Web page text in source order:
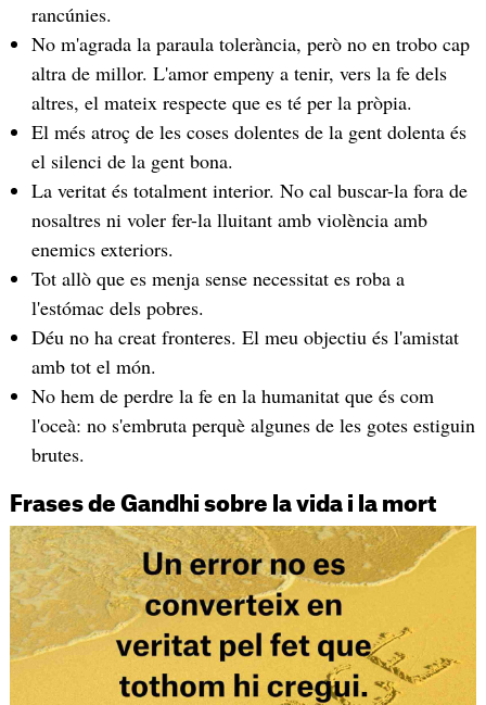
rancúnies.
No m'agrada la paraula tolerància, però no en trobo cap
altra de millor. L'amor empeny a tenir, vers la fe dels
altres, el mateix respecte que es té per la pròpia.
El més atroç de les coses dolentes de la gent dolenta és
el silenci de la gent bona.
La veritat és totalment interior. No cal buscar-la fora de
nosaltres ni voler fer-la lluitant amb violència amb
enemics exteriors.
Tot allò que es menja sense necessitat es roba a
l'estómac dels pobres.
Déu no ha creat fronteres. El meu objectiu és l'amistat
amb tot el món.
No hem de perdre la fe en la humanitat que és com
l'oceà: no s'embruta perquè algunes de les gotes estiguin
brutes.
Frases de Gandhi sobre la vida i la mort